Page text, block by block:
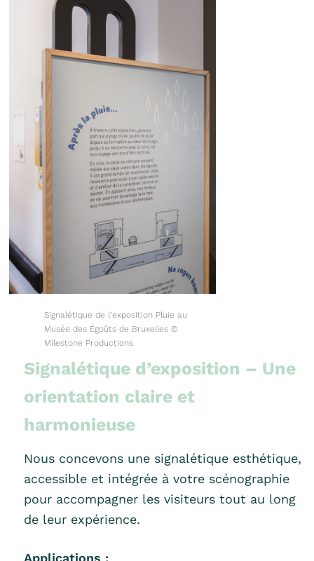
Signalétique de l’exposition Pluie au
Musée des Égoûts de Bruxelles ©
Milestone Productions
Signalétique d’exposition – Une
orientation claire et
harmonieuse
Nous concevons une signalétique esthétique,
accessible et intégrée à votre scénographie
pour accompagner les visiteurs tout au long
de leur expérience.
Applications :